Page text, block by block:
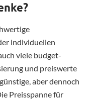
individuellen
viele budget-
und preiswerte
aber dennoch
Preisspanne für